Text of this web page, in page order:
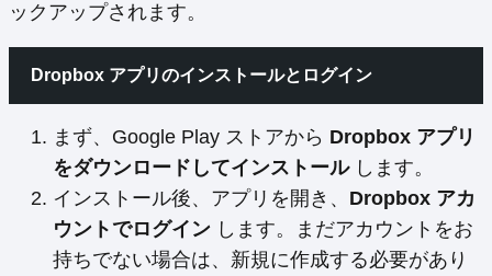
ックアップされます。
Dropbox アプリのインストールとログイン
まず、Google Play ストアから Dropbox アプリ
をダウンロードしてインストールします。
インストール後、アプリを開き、 Dropbox アカ
ウントでログイン します。まだアカウントをお
持ちでない場合は、新規に作成する必要があり